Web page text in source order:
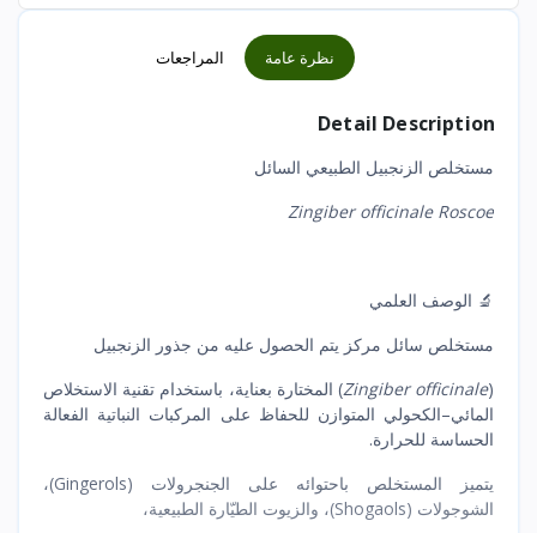
نظرة عامة المراجعات
Detail Description
مستخلص الزنجبيل الطبيعي السائل
Zingiber officinale Roscoe
🔬 الوصف العلمي
مستخلص سائل مركز يتم الحصول عليه من جذور الزنجبيل
(
Zingiber officinale) المختارة بعناية، باستخدام تقنية الاستخلاص
المائي–الكحولي المتوازن للحفاظ على المركبات النباتية الفعالة
الحساسة للحرارة.
يتميز المستخلص باحتوائه على الجنجرولات (Gingerols)،
الشوجولات (Shogaols)، والزيوت الطيّارة الطبيعية،